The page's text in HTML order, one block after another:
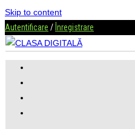
Skip to content
Autentificare / Înregistrare